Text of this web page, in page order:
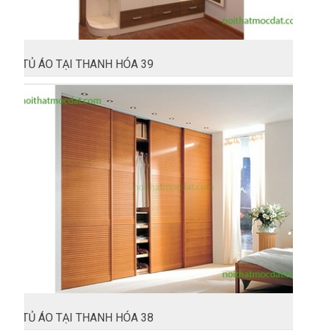
TỦ ÁO TẠI THANH HÓA 39
TỦ ÁO TẠI THANH HÓA 38